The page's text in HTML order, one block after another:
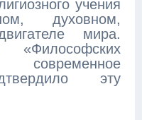
учения
духовном,
мира.
эту